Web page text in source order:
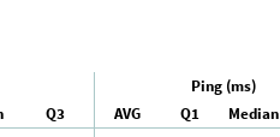
Ping (ms)
Q3 AVG Q1 Median